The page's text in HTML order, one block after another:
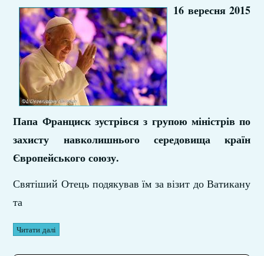
16 вересня 2015
Папа Франциск зустрівся з групою міністрів по
захисту навколишнього середовища країн
Європейського союзу.
Святіший Отець подякував їм за візит до Ватикану
та
Читати далі